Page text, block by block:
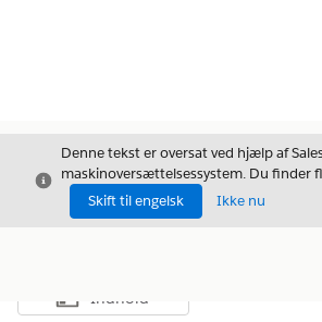
Luk
Denne tekst er oversat ved hjælp af
maskinoversættelsessystem. Du finder
Skift til engelsk
Ikke nu
Vis indholdsfortegnelse
Indhold